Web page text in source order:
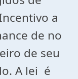
a
de no
de seu
A lei é